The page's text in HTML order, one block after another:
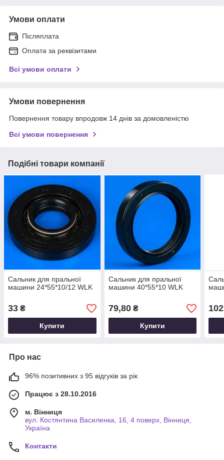
Умови оплати
Післяплата
Оплата за реквізитами
Всі умови оплати
Умови повернення
Повернення товару впродовж 14 днів за домовленістю
Всі умови повернення
Подібні товари компанії
Сальник для пральної
машини 24*55*10/12 WLK
33 ₴
Купити
Сальник для пральної
машини 40*55*10 WLK
79,80₴
Купити
102
Про нас
96% позитивних з 95 відгуків за рік
Працює з 28.10.2016
м. Вінниця
вул. Костянтина Василенка, 16, 4 поверх, Вінниця,
Україна
Контакти